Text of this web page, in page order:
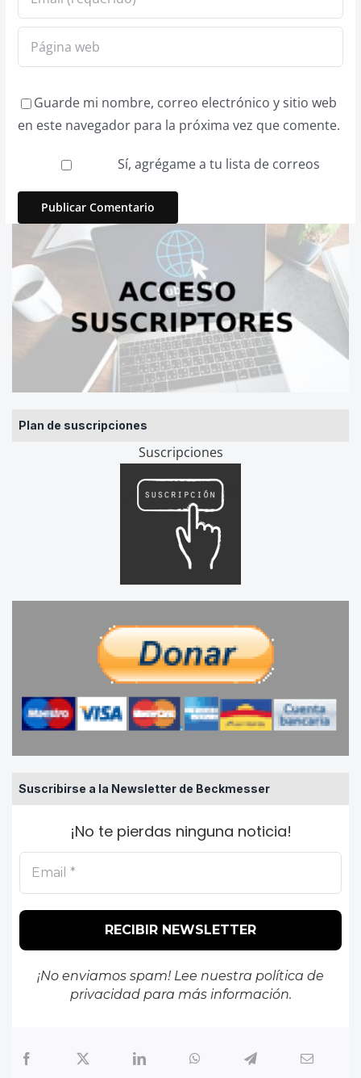
Plan de suscripciones
Suscripciones
Suscribirse a la Newsletter de Beckmesser
¡No te pierdas ninguna noticia!
¡No enviamos spam! Lee nuestra política de
privacidadpara más información.
Guarde mi nombre, correo electrónico y sitio web
en este navegador para la próxima vez que comente.
Sí, agrégame a tu lista de correos